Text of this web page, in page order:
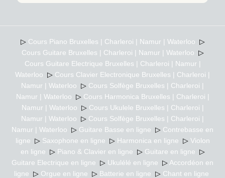
▷ Cours Piano Bruxelles | Charleroi | Namur | Waterloo ▷
Cours Guitare Bruxelles | Charleroi | Namur | Waterloo ▷
Cours Guitare Electrique Bruxelles | Charleroi | Namur |
Waterloo ▷ Cours Clavier Electronique Bruxelles | Charleroi |
Namur | Waterloo ▷ Cours Solfège Bruxelles | Charleroi |
Namur | Waterloo ▷ Cours Harmonica Bruxelles | Charleroi |
Namur | Waterloo ▷ Cours Ukulele Bruxelles | Charleroi |
Namur | Waterloo ▷ Cours Solfège Bruxelles | Charleroi |
Namur | Waterloo ▷ Guitare Basse en ligne ▷ Contrebasse en
ligne ▷ Saxophone en ligne ▷ Harmonica en ligne ▷ Violon
en ligne ▷ Piano & Clavier en ligne ▷ Guitare en ligne ▷
Guitare Electrique en ligne ▷ Ukulélé en ligne ▷ Accordéon en
ligne ▷ Orgue en ligne ▷ Batterie en ligne ▷ Chant en ligne